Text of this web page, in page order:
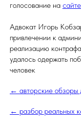
голосование на
Адвокат Игорь
привлечении к
реализацию
удалось одержать
человек
← авторские обзоры
← разбор реальных